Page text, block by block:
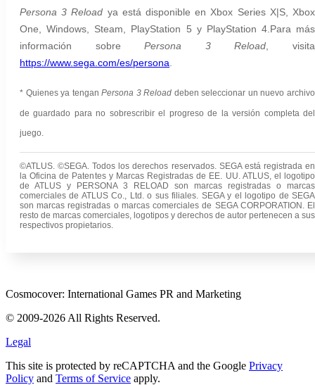
Persona 3 Reload ya está disponible en Xbox Series X|S, Xbox
One, Windows, Steam, PlayStation 5 y PlayStation 4.Para más
información sobrePersona 3 Reload
visita
https://www.sega.com/es/persona
* Quienes ya tenganPersona 3 Reload deben seleccionar un nuevo archivo
de guardado para no sobrescribir el progreso de la versión completa del
juego.
©ATLUS. ©SEGA. Todos los derechos reservados. SEGA está registrada en
la Oficina de Patentes y Marcas Registradas de EE. UU. ATLUS, el logotipo
de ATLUS y PERSONA 3 RELOAD son marcas registradas o marcas
comerciales de ATLUS Co., Ltd. o sus filiales. SEGA y el logotipo de SEGA
son marcas registradas o marcas comerciales de SEGA CORPORATION. El
resto de marcas comerciales, logotipos y derechos de autor pertenecen a sus
respectivos propietarios.
Cosmocover: International Games PR and Marketing
© 2009-2026 All Rights Reserved.
Legal
This site is protected by reCAPTCHA and the Google Privacy
Policy and Terms of Service apply.